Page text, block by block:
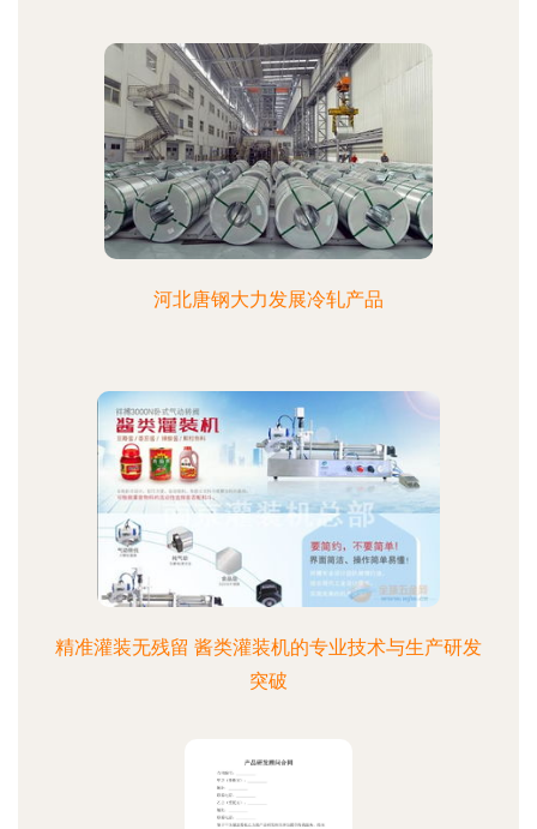
河北唐钢大力发展冷轧产品
精准灌装无残留 酱类灌装机的专业技术与生产研发
突破